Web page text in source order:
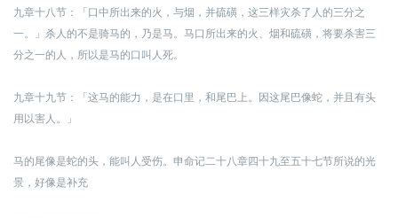
九章十八节：「口中所出来的火，与烟，并硫磺，这三样灾杀了人的三分之
一。」 杀人的不是骑马的，乃是马。马口所出来的火、烟和硫磺，将要杀害三
分之一的人，所以是马的口叫人死。
九章十九节：「这马的能力，是在口里，和尾巴上。因这尾巴像蛇，并且有头
用以害人。」
马的尾像是蛇的头，能叫人受伤。申命记二十八章四十九至五十七节所说的光
景，好像是补充